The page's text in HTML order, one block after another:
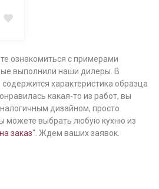
ознакомиться с примерами
выполнили наши дилеры. В
характеристика образца
какая-то из работ, вы
дизайном, просто
можете выбрать любую кухню из
заказ". Ждем ваших заявок.